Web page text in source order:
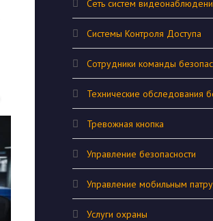
Сеть систем
Системы Контроля Доступа
Сотрудники команды
Технические обследования
Тревожная кнопка
Управление безопасности
Управление мобильным
Услуги охраны